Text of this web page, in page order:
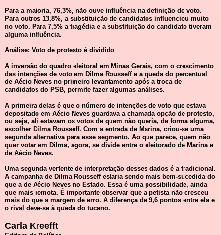
Para a maioria, 76,3%, não ouve influência na definição de voto.
Para outros 13,8%, a substituição de candidatos influenciou muito
no voto. Para 7,5% a tragédia e a substituição do candidato tiveram
alguma influência.
Análise: Voto de protesto é dividido
A inversão do quadro eleitoral em Minas Gerais, com o crescimento
das intenções de voto em Dilma Rousseff e a queda do percentual
de Aécio Neves no primeiro levantamento após a troca de
candidatos do PSB, permite fazer algumas análises.
A primeira delas é que o número de intenções de voto que estava
depositado em Aécio Neves guardava a chamada opção de protesto,
ou seja, ali estavam os votos de quem não queria, de forma alguma,
escolher Dilma Rousseff. Com a entrada de Marina, criou-se uma
segunda alternativa para esse segmento. Ao que parece, quem não
quer votar em Dilma, agora, se divide entre o eleitorado de Marina e
de Aécio Neves.
Uma segunda vertente de interpretação desses dados é a tradicional.
A campanha de Dilma Rousseff estaria sendo mais bem-sucedida do
que a de Aécio Neves no Estado. Essa é uma possibilidade, ainda
que mais remota. É importante observar que a petista não cresceu
mais do que a margem de erro. A diferença de 9,6 pontos entre ela e
o rival deve-se à queda do tucano.
Carla Kreefft